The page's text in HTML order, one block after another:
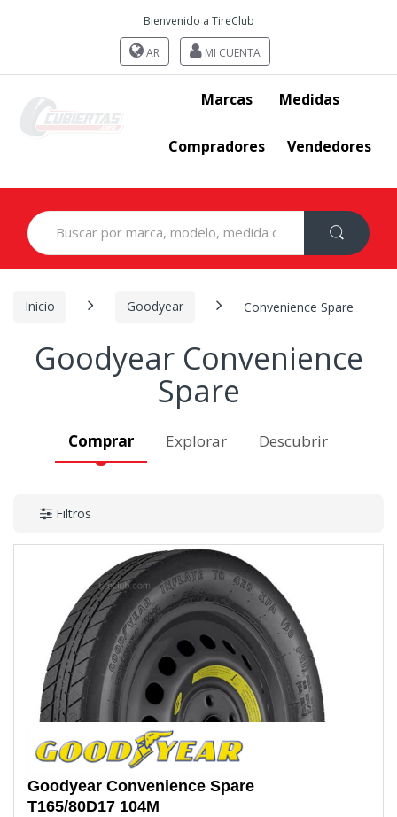
Bienvenido a TireClub
AR MI CUENTA
Marcas Medidas
Compradores Vendedores
Search
for:
Inicio Goodyear Convenience Spare
Goodyear Convenience
Spare
Comprar Explorar Descubrir
Filtros
Goodyear Convenience Spare
T165/80D17 104M